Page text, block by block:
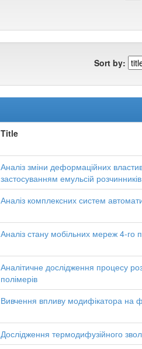
Sort by:
Title
Аналіз зміни деформаційних
застосуванням емульсій розчинників
Аналіз комплексних систем
Аналіз стану мобільних мереж 4-го
Аналітичне дослідження процесу
полімерів
Вивчення впливу модифікатора на
Дослідження термодифузійного